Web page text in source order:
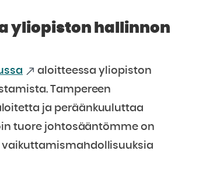
yliopiston hallinnon
aloitteessa yliopiston
Tampereen
ja peräänkuuluttaa
tuore johtosääntömme on
vaikuttamismahdollisuuksia